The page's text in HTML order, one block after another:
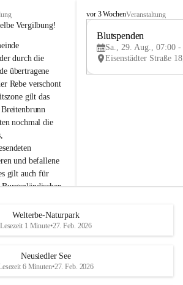
Vergilbung!
durch die
übertragene
Rebe verschont
gilt das
nochmal die
und befallene
gilt auch für
Burgenländischen
gepflegte oder
zu roden! Bitte
unsere Winzer
Ernteausfällen
wirtschaftlichen
B
e
u
e
d
r
S
vor 3 WochenVeranstaltung
Blutspenden
Sa., 29. Aug., 07:00 -
Welterbe-Naturpark
Lesezeit 1 Minute•27. Feb. 2026
Neusiedler See
6 Minuten•27. Feb. 2026